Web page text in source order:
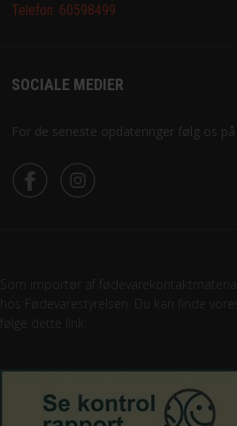
Telefon: 60598499
SOCIALE MEDIER
For de seneste opdateringer følg os på
Som importør af
hos Fødevarestyrelsen. Du kan finde
følge dette link: